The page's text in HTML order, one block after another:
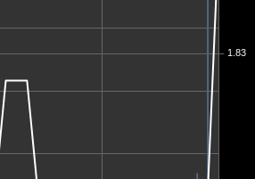
1.83